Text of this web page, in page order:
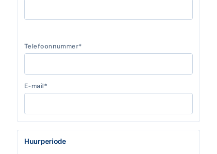
Telefoonnummer*
E-mail*
Huurperiode